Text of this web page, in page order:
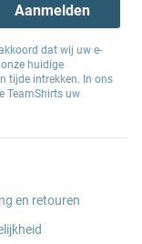
Aanmelden
dat wij uw e-
huidige
tijde intrekken. In ons
TeamShirts uw
en retouren